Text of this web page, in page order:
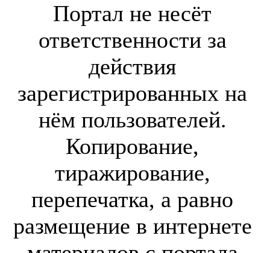
Портал не несёт
ответственности за
действия
зарегистрированных на
нём пользователей.
Копирование,
тиражирование,
перепечатка, а равно
размещение в интернете